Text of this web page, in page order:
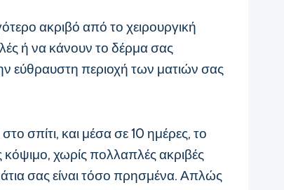
ακριβό από το χειρουργική
ή να κάνουν το δέρμα σας
εύθραυστη περιοχή των ματιών σας
σπίτι, και μέσα σε 10 ημέρες, το
κόψιμο, χωρίς πολλαπλές ακριβές
σας είναι τόσο πρησμένα. Απλώς